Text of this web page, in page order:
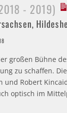
- 2019)
großen Bühne
zu schaffen. Die
und Robert
optisch im